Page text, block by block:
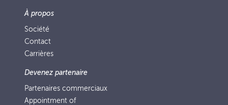
À propos
Société
Contact
Carrières
Devenez partenaire
Partenaires commerciaux
Appointment of